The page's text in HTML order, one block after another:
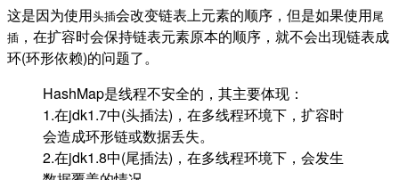
这是因为使用头插会改变链表上元素的顺序，但是如果使用尾
插 ，在扩容时会保持链表元素原本的顺序，就不会出现链表成
环(环形依赖)的问题了。
HashMap是线程不安全的，其主要体现：
1.在jdk1.7中(头插法)，在多线程环境下，扩容时
会造成环形链或数据丢失。
2.在jdk1.8中(尾插法)，在多线程环境下，会发生